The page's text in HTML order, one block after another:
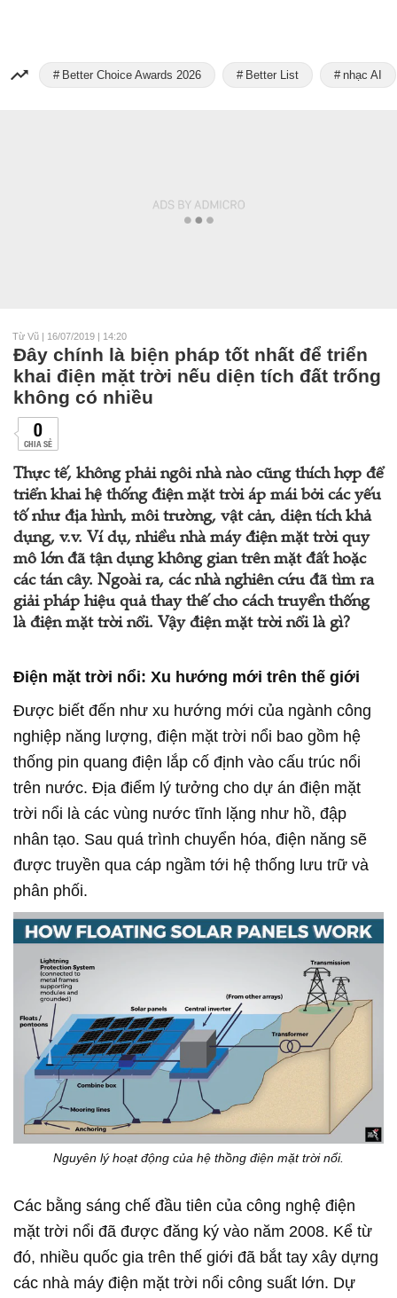
Better Choice Awards 2026 Better List nhạc AI
Từ Vũ | 16/07/2019 | 14:20
Đây chính là biện pháp tốt nhất để triển
khai điện mặt trời nếu diện tích đất trống
không có nhiều
0
CHIA SẺ
Thực tế, không phải ngôi nhà nào cũng thích hợp để
triển khai hệ thống điện mặt trời áp mái bởi các yếu
tố như địa hình, môi trường, vật cản, diện tích khả
dụng, v.v. Ví dụ, nhiều nhà máy điện mặt trời quy
mô lớn đã tận dụng không gian trên mặt đất hoặc
các tán cây. Ngoài ra, các nhà nghiên cứu đã tìm ra
giải pháp hiệu quả thay thế cho cách truyền thống
là điện mặt trời nổi. Vậy điện mặt trời nổi là gì?
Điện mặt trời nổi: Xu hướng mới trên thế giới
Được biết đến như xu hướng mới của ngành công
nghiệp năng lượng, điện mặt trời nổi bao gồm hệ
thống pin quang điện lắp cố định vào cấu trúc nổi
trên nước. Địa điểm lý tưởng cho dự án điện mặt
trời nổi là các vùng nước tĩnh lặng như hồ, đập
nhân tạo. Sau quá trình chuyển hóa, điện năng sẽ
được truyền qua cáp ngầm tới hệ thống lưu trữ và
phân phối.
Nguyên lý hoạt động của hệ thồng điện mặt trời nổi.
Các bằng sáng chế đầu tiên của công nghệ điện
mặt trời nổi đã được đăng ký vào năm 2008. Kể từ
đó, nhiều quốc gia trên thế giới đã bắt tay xây dựng
các nhà máy điện mặt trời nổi công suất lớn. Dự